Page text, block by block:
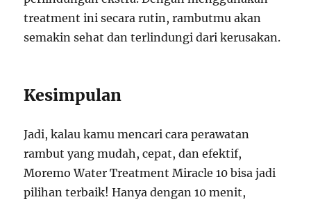
treatment ini secara rutin, rambutmu akan
semakin sehat dan terlindungi dari kerusakan.
Kesimpulan
Jadi, kalau kamu mencari cara perawatan
rambut yang mudah, cepat, dan efektif,
Moremo Water Treatment Miracle 10 bisa jadi
pilihan terbaik! Hanya dengan 10 menit,